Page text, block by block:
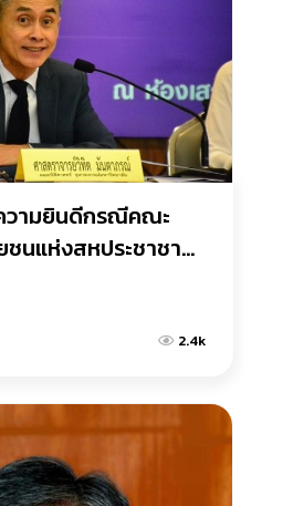
วามยินดีกรณีคณะ
นแห่งสหประชาชาติ
ญอิสระของ
ารปฏิบัติที่ไม่เป็น
ลผู้มีความหลาก
2.4k